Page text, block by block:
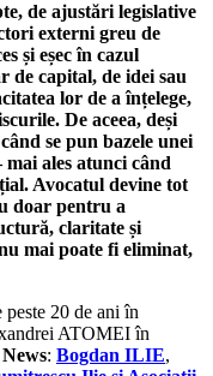
de ajustări legislative
externi greu de
și eșec în cazul
de capital, de idei sau
lor de a înțelege,
De aceea, deși
se pun bazele unei
ales atunci când
Avocatul devine tot
doar pentru a
claritate și
mai poate fi eliminat,
20 de ani în
ATOMEI în
: Bogdan ILIE,